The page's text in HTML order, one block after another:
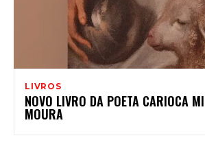
LIVROS
NOVO LIVRO DA POETA CARIOCA
MOURA